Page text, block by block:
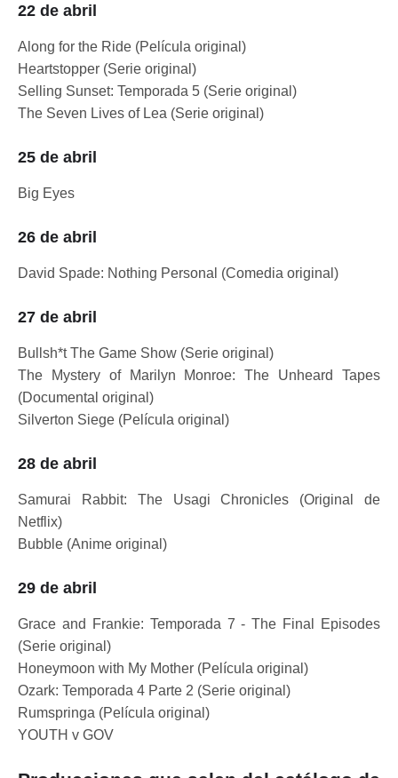
22 de abril
Along for the Ride (Película original)
Heartstopper (Serie original)
Selling Sunset: Temporada 5 (Serie original)
The Seven Lives of Lea (Serie original)
25 de abril
Big Eyes
26 de abril
David Spade: Nothing Personal (Comedia original)
27 de abril
Bullsh*t The Game Show (Serie original)
The Mystery of Marilyn Monroe: The Unheard Tapes
(Documental original)
Silverton Siege (Película original)
28 de abril
Samurai Rabbit: The Usagi Chronicles (Original de
Netflix)
Bubble (Anime original)
29 de abril
Grace and Frankie: Temporada 7 - The Final Episodes
(Serie original)
Honeymoon with My Mother (Película original)
Ozark: Temporada 4 Parte 2 (Serie original)
Rumspringa (Película original)
YOUTH v GOV